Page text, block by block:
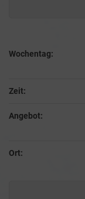
Wochentag:
Zeit:
Angebot:
Ort: